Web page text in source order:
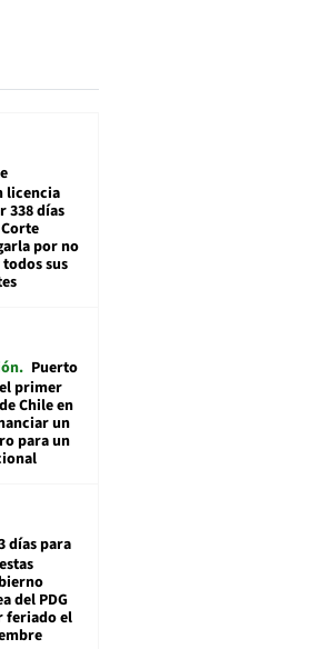
licencia
338 días
por no
sus
Puerto
primer
Chile en
un
para un
días para
del PDG
feriado el